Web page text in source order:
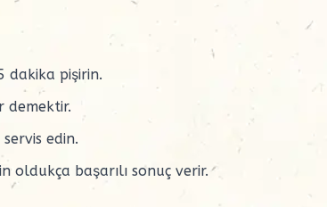
dakika pişirin.
demektir.
edin.
oldukça başarılı sonuç verir.